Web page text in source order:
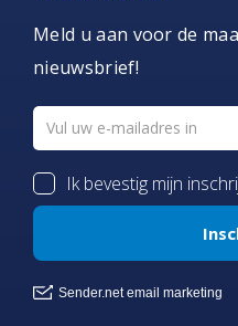
Meld u aan voor de
nieuwsbrief!